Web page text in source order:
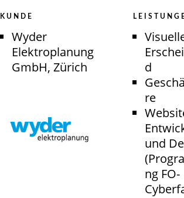
KUNDE
Wyder
Elektroplanung
GmbH, Zürich
d
re
und
ng FO-